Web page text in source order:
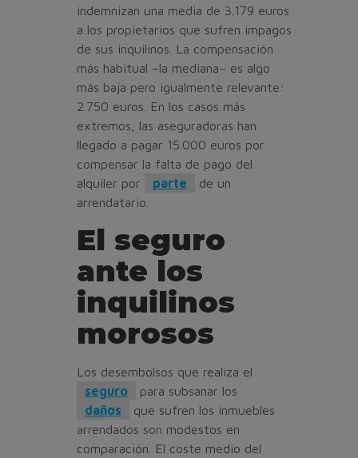
indemnizan una media de 3.179 euros
a los propietarios que sufren impagos
de sus inquilinos. La compensación
más habitual –la mediana– es algo
más baja pero igualmente relevante:
2.750 euros. En los casos más
extremos, las aseguradoras han
llegado a pagar 15.000 euros por
compensar la falta de pago del
alquiler por
parte
de un
arrendatario.
El seguro
ante los
inquilinos
morosos
Los desembolsos que realiza el
seguro
para subsanar los
daños
que sufren los inmuebles
arrendados son modestos en
comparación. El coste medio del